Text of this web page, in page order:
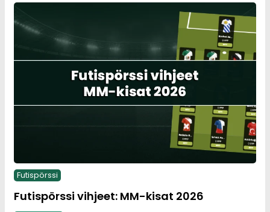
Futispörssi
Futispörssi vihjeet: MM-kisat 2026